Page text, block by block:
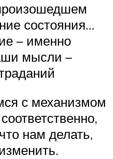
состояния…
– именно
мысли –
с механизмом
нам делать,